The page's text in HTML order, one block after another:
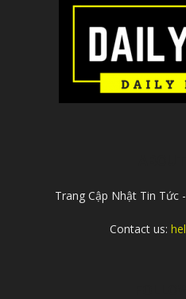
Trang Cập Nhật Tin Tức
Contact us: